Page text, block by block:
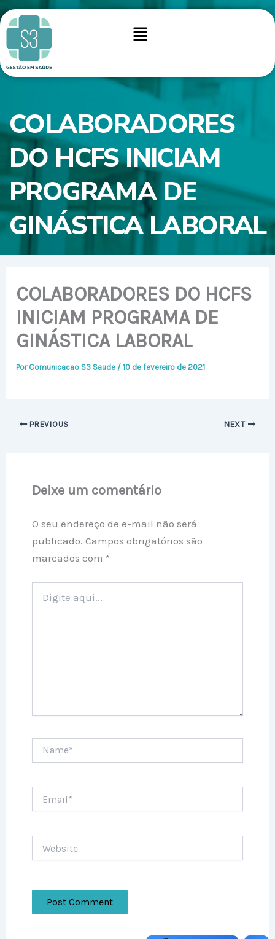
para
conteúdo
Menu
COLABORADORES
DO HCFS INICIAM
PROGRAMA DE
GINÁSTICA LABORAL
COLABORADORES DO HCFS
INICIAM PROGRAMA DE
GINÁSTICA LABORAL
Por Comunicacao S3 Saude /10 de fevereiro de 2021
PREVIOUS NEXT
Deixe um comentário
O seu endereço de e-mail não será
publicado. Campos obrigatórios são
marcados com *
aqui...